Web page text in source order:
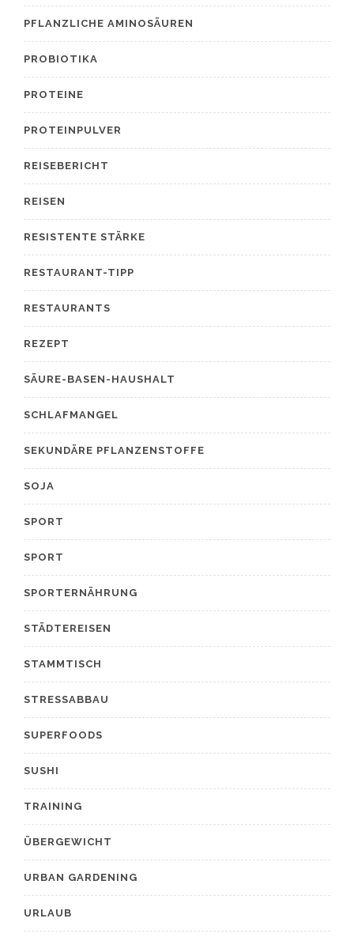
PFLANZLICHE AMINOSÄUREN
PROBIOTIKA
PROTEINE
PROTEINPULVER
REISEBERICHT
REISEN
RESISTENTE STÄRKE
RESTAURANT-TIPP
RESTAURANTS
REZEPT
SÄURE-BASEN-HAUSHALT
SCHLAFMANGEL
SEKUNDÄRE PFLANZENSTOFFE
SOJA
SPORT
SPORT
SPORTERNÄHRUNG
STÄDTEREISEN
STAMMTISCH
STRESSABBAU
SUPERFOODS
SUSHI
TRAINING
ÜBERGEWICHT
URBAN GARDENING
URLAUB